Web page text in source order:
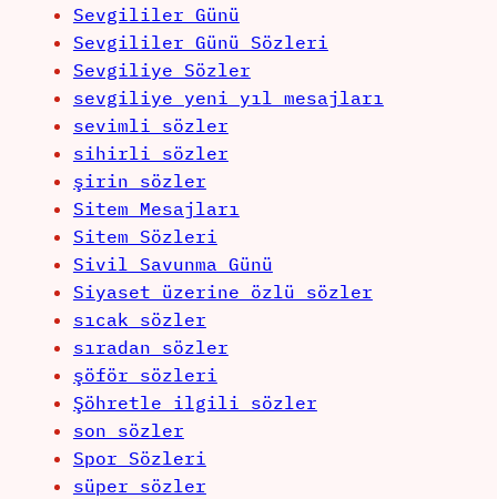
Sevgililer Günü
Sevgililer Günü Sözleri
Sevgiliye Sözler
sevgiliye yeni yıl mesajları
sevimli sözler
sihirli sözler
şirin sözler
Sitem Mesajları
Sitem Sözleri
Sivil Savunma Günü
Siyaset üzerine özlü sözler
sıcak sözler
sıradan sözler
şöför sözleri
Şöhretle ilgili sözler
son sözler
Spor Sözleri
süper sözler